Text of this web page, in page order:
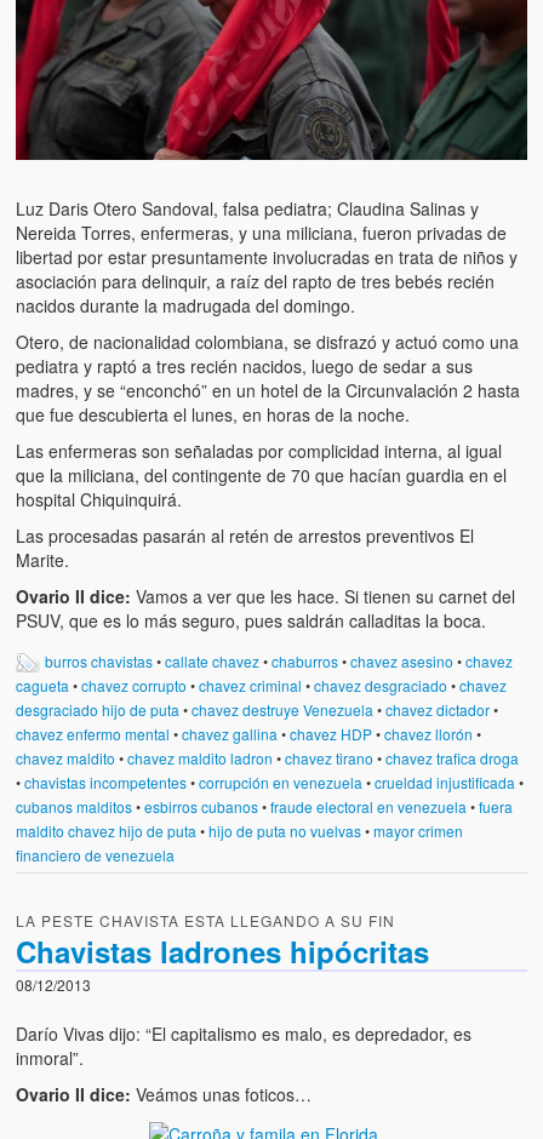
Luz Daris Otero Sandoval, falsa pediatra; Claudina Salinas y
Nereida Torres, enfermeras, y una miliciana, fueron privadas de
libertad por estar presuntamente involucradas en trata de niños y
asociación para delinquir, a raíz del rapto de tres bebés recién
nacidos durante la madrugada del domingo.
Otero, de nacionalidad colombiana, se disfrazó y actuó como una
pediatra y raptó a tres recién nacidos, luego de sedar a sus
madres, y se “enconchó” en un hotel de la Circunvalación 2 hasta
que fue descubierta el lunes, en horas de la noche.
Las enfermeras son señaladas por complicidad interna, al igual
que la miliciana, del contingente de 70 que hacían guardia en el
hospital Chiquinquirá.
Las procesadas pasarán al retén de arrestos preventivos El
Marite.
Ovario II dice: Vamos a ver que les hace. Si tienen su carnet del
PSUV, que es lo más seguro, pues saldrán calladitas la boca.
burros chavistas•callate chavez•chaburros•chavez asesino •chavez
cagueta •chavez corrupto •chavez criminal •chavez desgraciado •chavez
desgraciado hijo de puta •chavez destruye Venezuela •chavez dictador•
chavez enfermo mental •chavez gallina •chavez HDP•chavez llorón •
chavez maldito •chavez maldito ladron •chavez tirano •chavez trafica droga
•chavistas incompetentes•corrupción en venezuela •crueldad injustificada •
cubanos malditos•esbirros cubanos•fraude electoral en venezuela •fuera
maldito chavez hijo de puta •hijo de puta no vuelvas•mayor crimen
financiero de venezuela
LA PESTE CHAVISTA ESTA LLEGANDO A SU FIN
Chavistas ladrones hipócritas
08/12/2013
Darío Vivas dijo: “El capitalismo es malo, es depredador, es
inmoral”.
Ovario II dice: Veámos unas foticos…